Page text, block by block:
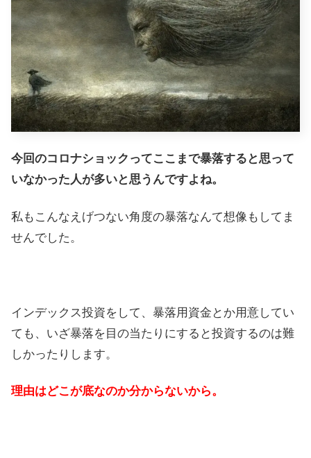
今回のコロナショックってここまで暴落すると思って
いなかった人が多いと思うんですよね。
私もこんなえげつない角度の暴落なんて想像もしてま
せんでした。
インデックス投資をして、暴落用資金とか用意してい
ても、いざ暴落を目の当たりにすると投資するのは難
しかったりします。
理由はどこが底なのか分からないから。